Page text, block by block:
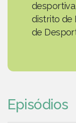
distrito de
de
Episódios